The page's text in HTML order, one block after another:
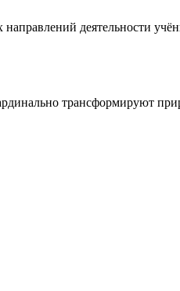
деятельности
трансформируют